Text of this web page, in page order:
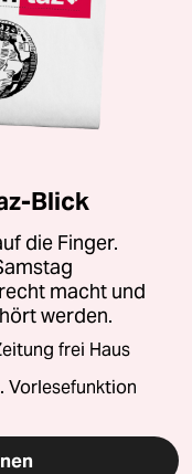
Blick
die Finger.
macht und
werden.
frei Haus
Vorlesefunktion